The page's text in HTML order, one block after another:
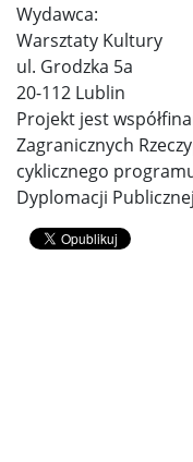
Wydawca:
Warsztaty Kultury
ul. Grodzka 5a
20-112 Lublin
Projekt jest
Zagranicznych
cyklicznego
Dyplomacji Publicznej